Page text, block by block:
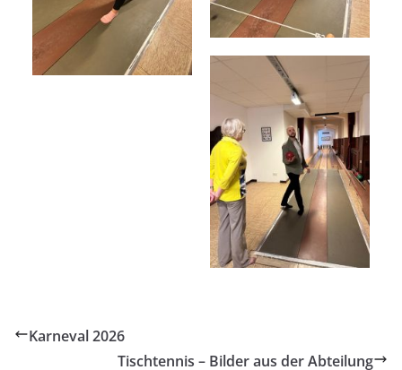
Karneval 2026
Tischtennis – Bilder aus der Abteilung